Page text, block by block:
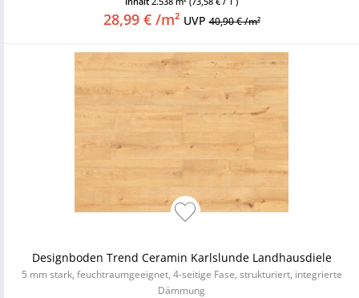
28,99 € /m² UVP40,90 € /m²
Designboden Trend Ceramin Karlslunde Landhausdiele
5 mm stark, feuchtraumgeeignet, 4-seitige Fase, strukturiert, integrierte
Dämmung